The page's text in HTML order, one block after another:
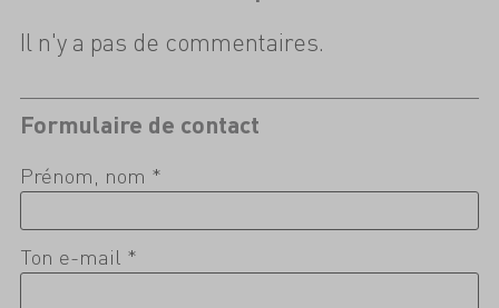
Il n'y a pas de commentaires.
Formulaire de contact
Prénom, nom *
Ton e-mail *